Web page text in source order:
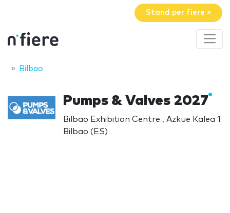
Stand per fiere »
Bilbao
Pumps & Valves 2027
Bilbao Exhibition Centre , Azkue Kalea 1
Bilbao (ES)